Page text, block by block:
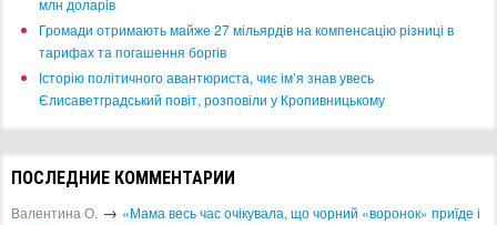
млн доларів
​Громади отримають майже 27 мільярдів на компенсацію різниці в
тарифах та погашення боргів
Історію політичного авантюриста, чиє ім’я знав увесь
Єлисаветградський повіт, розповіли у Кропивницькому
ПОСЛЕДНИЕ КОММЕНТАРИИ
Валентина О. → «Мама весь час очікувала, що чорний «воронок» приїде і